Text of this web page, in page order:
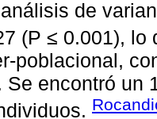
de
(P ≤ 0.001),
poblacional,
Se encontró un